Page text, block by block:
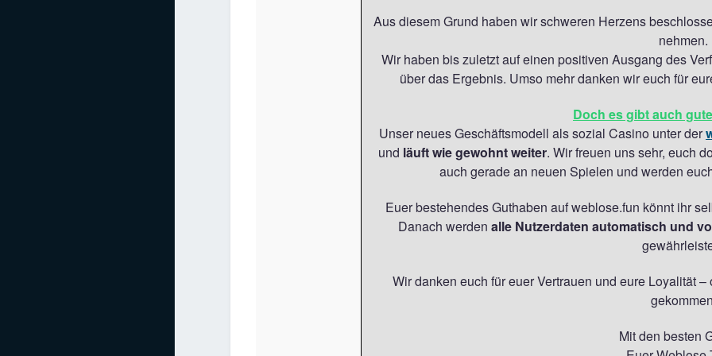
Aus diesem Grund haben wir schweren Herzens
nehmen.
Wir haben bis zuletzt auf einen positiven Ausgang des
über das Ergebnis. Umso mehr danken wir euch für
Doch es gibt auch
Unser neues Geschäftsmodell als sozial Casino unter der
und läuft wie gewohnt weiter. Wir freuen uns sehr, euch
auch gerade an neuen Spielen und werden
Euer bestehendes Guthaben auf weblose.fun könnt ihr
Danach werden alle Nutzerdaten automatisch und
Wir danken euch für euer Vertrauen und eure Loyalität
Mit den besten